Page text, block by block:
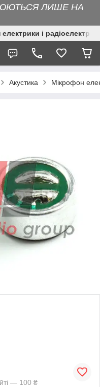
ЛИШЕ НА
і
Акустика Мікрофон
— 100 ₴